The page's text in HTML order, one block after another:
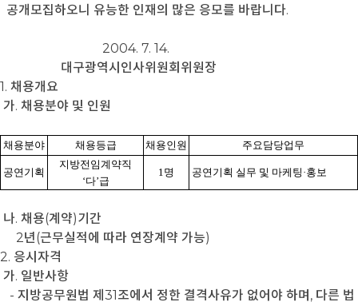
공개모집하오니 유능한 인재의 많은 응모를 바랍니다.
2004. 7. 14.
대구광역시인사위원회위원장
1. 채용개요
가. 채용분야 및 인원
채용분야 채용등급 채용인원 주요담당업무
공연기획
지방전임계약직
‘다’급
1명 공연기획 실무 및 마케팅·홍보
나. 채용(계약)기간
2년(근무실적에 따라 연장계약 가능)
2. 응시자격
가. 일반사항
- 지방공무원법 제31조에서 정한 결격사유가 없어야 하며, 다른 법